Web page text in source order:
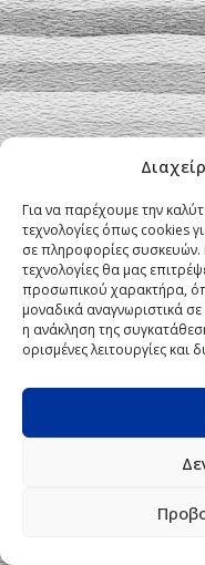
Για να παρέχουμε την
τεχνολογίες όπως cookies
σε πληροφορίες συσκευών.
τεχνολογίες θα μας
προσωπικού χαρακτήρα,
μοναδικά αναγνωριστικά
η ανάκληση της
ορισμένες λειτουργίες και